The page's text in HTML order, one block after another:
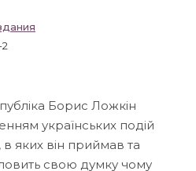
Борис Ложкін
українських подій
в яких він приймав та
свою думку чому